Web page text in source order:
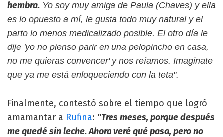
hembra. Yo soy muy amiga de Paula (Chaves) y ella
es lo opuesto a mí, le gusta todo muy natural y el
parto lo menos medicalizado posible. El otro día le
dije 'yo no pienso parir en una pelopincho en casa,
no me quieras convencer' y nos reíamos. Imaginate
que ya me está enloqueciendo con la teta".
Finalmente, contestó sobre el tiempo que logró
amamantar a Rufina: "Tres meses, porque después
me quedé sin leche. Ahora veré qué pasa, pero no